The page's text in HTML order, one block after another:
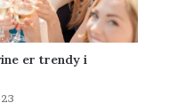
er trendy i